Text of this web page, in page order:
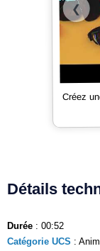
❮
Créez
Détails
Durée : 00:52
Catégorie UCS :